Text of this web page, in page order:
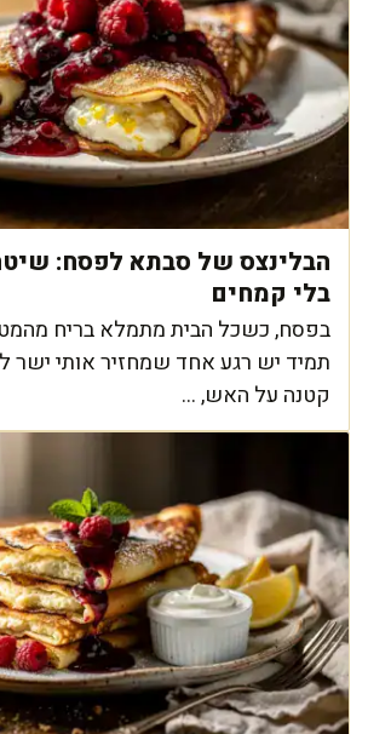
הבלינצס של סבתא לפסח:
בלי קמחים
בפסח, כשכל הבית מתמלא בריח
תמיד יש רגע אחד שמחזיר אותי ישר
קטנה על האש, ...